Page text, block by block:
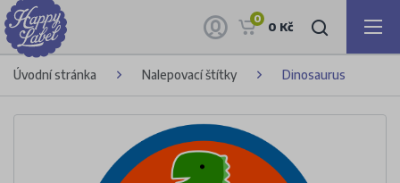
0
0 Kč
Úvodní stránka Nalepovací štítky Dinosaurus